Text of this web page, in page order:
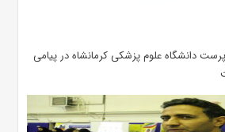
دانشگاه علوم پزشکی کرمانشاه در پیامی